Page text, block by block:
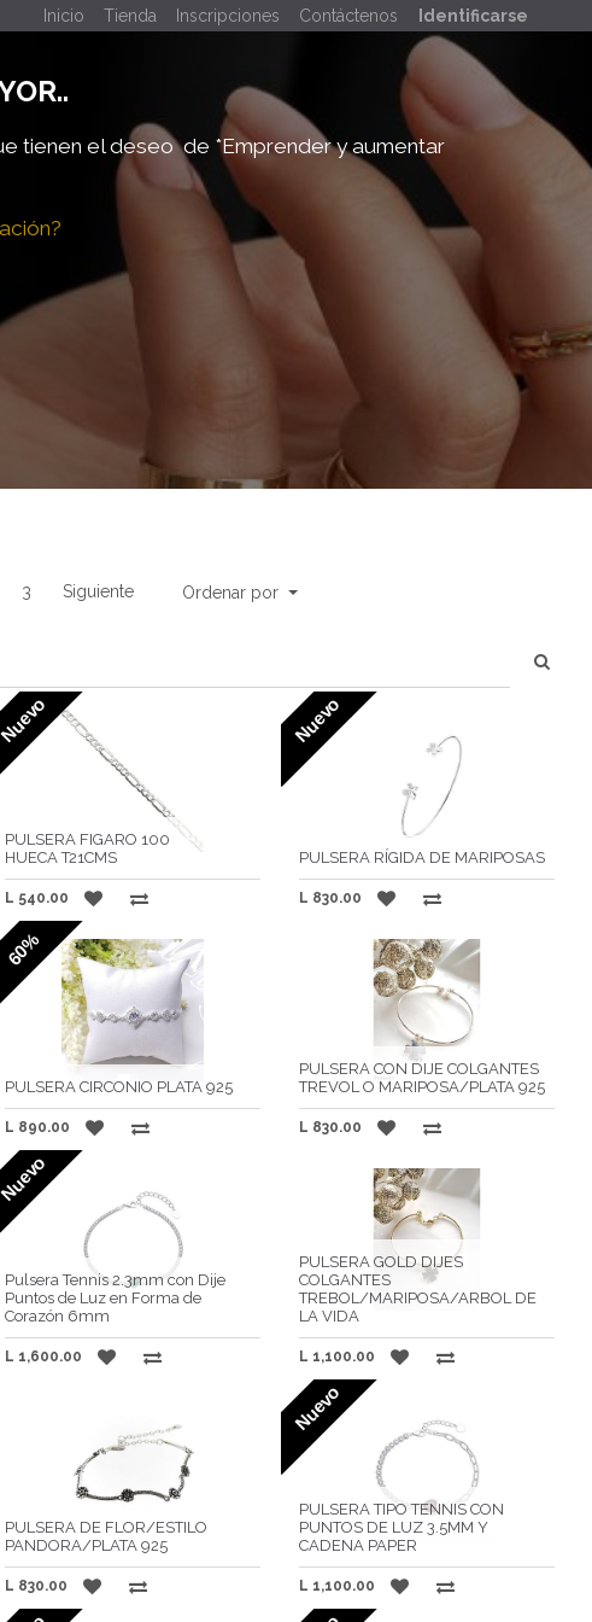
Inicio Tienda Inscripciones Contáctenos Identificarse
tienen el deseo de *Emprender y aumentar
3 Siguiente Ordenar por
PULSERA FIGARO 100
HUECA T21CMS
L 540.00
Nuevo
PULSERA RÍGIDA DE MARIPOSAS
L 830.00
60%
PULSERA CIRCONIO PLATA 925
L 890.00
PULSERA CON DIJE COLGANTES
TREVOL O MARIPOSA/PLATA 925
L 830.00
Pulsera Tennis 2.3mm con Dije
Puntos de Luz en Forma de
Corazón 6mm
L 1,600.00
PULSERA GOLD DIJES
COLGANTES
TREBOL/MARIPOSA/ARBOL DE
LA VIDA
L 1,100.00
PULSERA DE FLOR/ESTILO
PANDORA/PLATA 925
L 830.00
Nuevo
PULSERA TIPO TENNIS CON
PUNTOS DE LUZ 3.5MM Y
CADENA PAPER
L 1,100.00